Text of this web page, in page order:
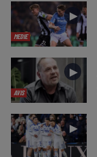
MEDIE
►
AVIS
►
►